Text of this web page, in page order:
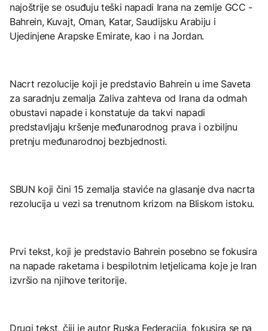
najoštrije se osuđuju teški napadi Irana na zemlje GCC -
Bahrein, Kuvajt, Oman, Katar, Saudijsku Arabiju i
Ujedinjene Arapske Emirate, kao i na Јordan.
Nacrt rezolucije koji je predstavio Bahrein u ime Saveta
za saradnju zemalja Zaliva zahteva od Irana da odmah
obustavi napade i konstatuje da takvi napadi
predstavljaju kršenje međunarodnog prava i ozbiljnu
pretnju međunarodnoj bezbjednosti.
SBUN koji čini 15 zemalja staviće na glasanje dva nacrta
rezolucija u vezi sa trenutnom krizom na Bliskom istoku.
Prvi tekst, koji je predstavio Bahrein posebno se fokusira
na napade raketama i bespilotnim letjelicama koje je Iran
izvršio na njihove teritorije.
Drugi tekst, čiji je autor Ruska Federacija, fokusira se na